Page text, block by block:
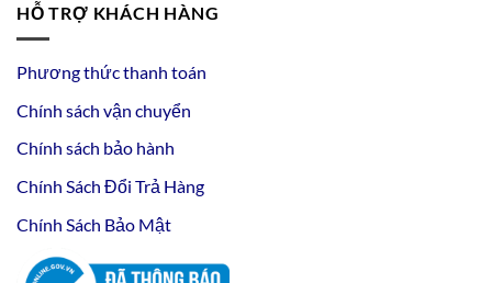
HỖ TRỢ KHÁCH HÀNG
Phương thức thanh toán
Chính sách vận chuyển
Chính sách bảo hành
Chính Sách Đổi Trả Hàng
Chính Sách Bảo Mật